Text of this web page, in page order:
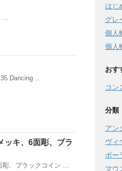
…
Dancing …
ッキ、6面彫、ブラ
、ブラックコイン …
はじ
グレ
個人
個人
おす
コン
分類
アン
ヴィ
ボー
マウ